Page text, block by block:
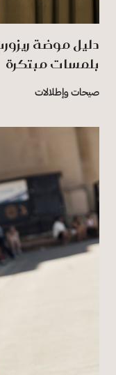
بلمسات مبتكرة
صيحات وإطلالات